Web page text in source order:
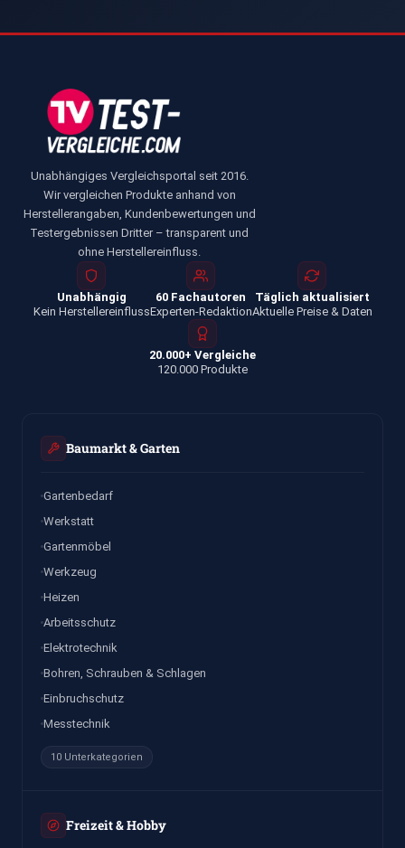
Unabhängiges Vergleichsportal seit 2016.
Wir vergleichen Produkte anhand von
Herstellerangaben, Kundenbewertungen und
Testergebnissen Dritter – transparent und
ohne Herstellereinfluss.
Unabhängig
Kein Herstellereinfluss
60 Fachautoren
Experten-Redaktion
Täglich aktualisiert
Aktuelle Preise & Daten
20.000+ Vergleiche
120.000 Produkte
Baumarkt & Garten
Gartenbedarf
Werkstatt
Gartenmöbel
Werkzeug
Heizen
Arbeitsschutz
Elektrotechnik
Bohren, Schrauben & Schlagen
Einbruchschutz
Messtechnik
10 Unterkategorien
Freizeit & Hobby